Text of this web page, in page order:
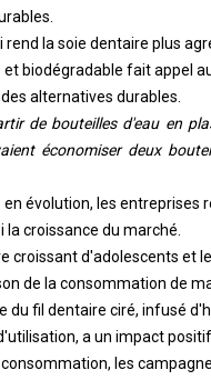
la soie dentaire plus
biodégradable fait appel
alternatives durables.
de bouteilles d'eau en
économiser deux
évolution, les entreprises
croissance du marché.
croissant d'adolescents et
de la consommation de
du fil dentaire ciré, infusé
a un impact positif
les